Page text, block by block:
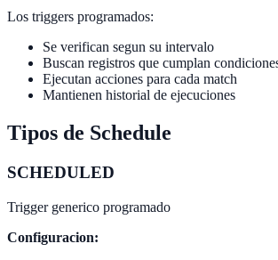
Los triggers programados:
Se verifican segun su intervalo
Buscan registros que cumplan
Ejecutan acciones para cada match
Mantienen historial de ejecuciones
Tipos de Schedule
SCHEDULED
Trigger generico programado
Configuracion: